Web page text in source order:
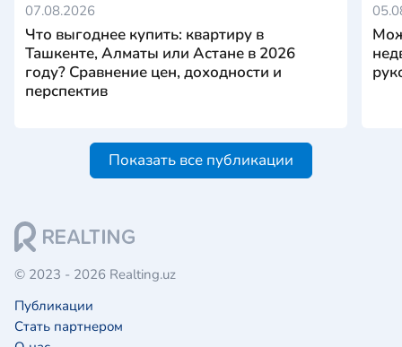
07.08.2026
Что выгоднее купить: квартиру в
Ташкенте, Алматы или Астане в 2026
году? Сравнение цен, доходности и
перспектив
Показать все публикации
© 2023 - 2026 Realting.uz
Публикации
Стать партнером